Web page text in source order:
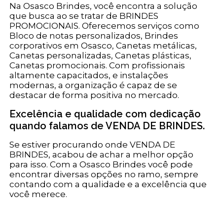
Na Osasco Brindes, você encontra a solução
que busca ao se tratar de BRINDES
PROMOCIONAIS. Oferecemos serviços como
Bloco de notas personalizados, Brindes
corporativos em Osasco, Canetas metálicas,
Canetas personalizadas, Canetas plásticas,
Canetas promocionais. Com profissionais
altamente capacitados, e instalações
modernas, a organização é capaz de se
destacar de forma positiva no mercado.
Excelência e qualidade com dedicação
quando falamos de VENDA DE BRINDES.
Se estiver procurando onde VENDA DE
BRINDES, acabou de achar a melhor opção
para isso. Com a Osasco Brindes você pode
encontrar diversas opções no ramo, sempre
contando com a qualidade e a excelência que
você merece.